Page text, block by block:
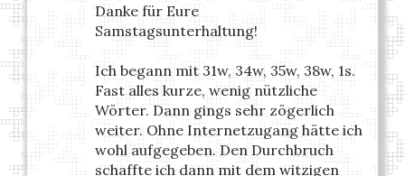
Danke für Eure
Samstagsunterhaltung!
Ich begann mit 31w, 34w, 35w, 38w, 1s.
Fast alles kurze, wenig nützliche
Wörter. Dann gings sehr zögerlich
weiter. Ohne Internetzugang hätte ich
wohl aufgegeben. Den Durchbruch
schaffte ich dann mit dem witzigen